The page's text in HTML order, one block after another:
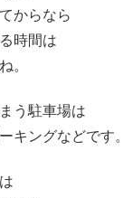
からなら
時間は
。
う駐車場は
キングなどです。